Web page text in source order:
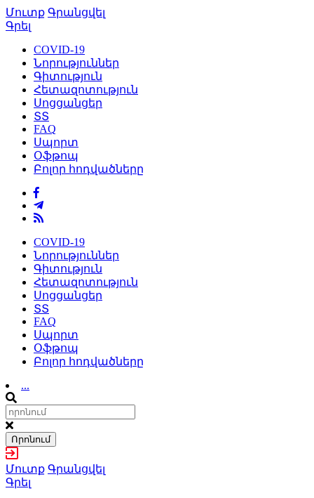
Մուտք Գրանցվել
Գրել
COVID-19
Նորություններ
Գիտություն
Հետազոտություն
Սոցցանցեր
ՏՏ
FAQ
Սպորտ
Օֆթոպ
Բոլոր հոդվածները
COVID-19
Նորություններ
Գիտություն
Հետազոտություն
Սոցցանցեր
ՏՏ
FAQ
Սպորտ
Օֆթոպ
Բոլոր հոդվածները
...
Որոնում
Մուտք Գրանցվել
Գրել